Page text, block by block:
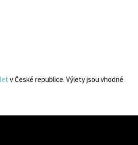
v České republice. Výlety jsou vhodné